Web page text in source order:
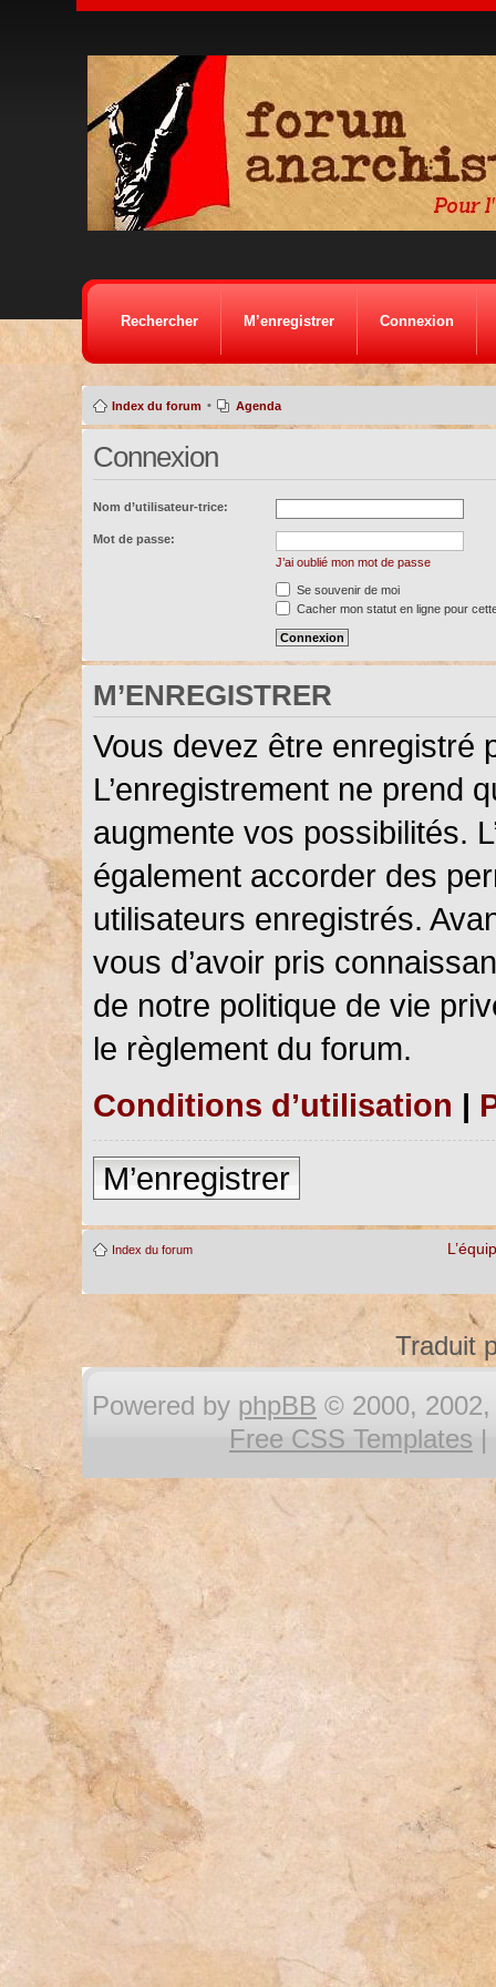
Rechercher M’enregistrer Connexion
Index du forum • Agenda
Connexion
Nom d’utilisateur-trice:
Mot de passe:
J’ai oublié mon mot de passe
Se souvenir de moi
Cacher mon statut en ligne pour
M’ENREGISTRER
Vous devez être enregistré
L’enregistrement ne prend
augmente vos possibilités.
également accorder des
utilisateurs enregistrés.
vous d’avoir pris
de notre politique de vie
le règlement du forum.
Conditions d’utilisation |
M’enregistrer
Index du forum
Traduit
Powered by phpBB © 2000, 2002,
Free CSS Templates |